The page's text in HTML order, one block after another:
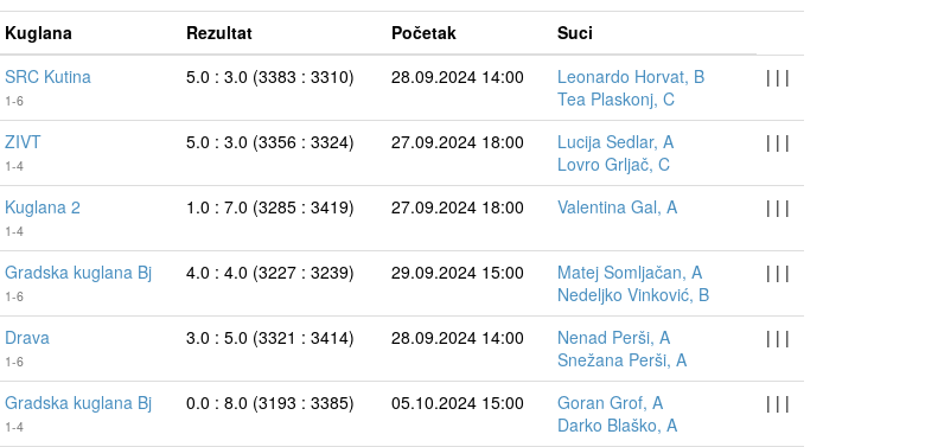
Kuglana Rezultat Početak
Suci
SRC Kutina
1-6
5.0 : 3.0 (3383 : 3310) 28.09.2024 14:00
Leonardo Horvat, B
Tea Plaskonj, C
| | |
ZIVT
1-4
5.0 : 3.0 (3356 : 3324) 27.09.2024 18:00
Lucija Sedlar, A
Lovro Grljač, C
| | |
Kuglana 2
1-4
1.0 : 7.0 (3285 : 3419) 27.09.2024 18:00 Valentina Gal, A | | |
Gradska kuglana Bj
1-6
4.0 : 4.0 (3227 : 3239) 29.09.2024 15:00
Matej Somljačan, A
Nedeljko Vinković, B
| | |
Drava
1-6
3.0 : 5.0 (3321 : 3414) 28.09.2024 14:00
Nenad Perši, A
Snežana Perši, A
| | |
Gradska kuglana Bj
1-4
0.0 : 8.0 (3193 : 3385) 05.10.2024 15:00
Goran Grof, A
Darko Blaško, A
| | |